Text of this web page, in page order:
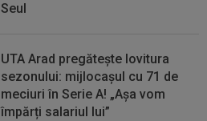
Seul
UTA Arad pregătește lovitura
sezonului: mijlocașul cu 71 de
meciuri în Serie A! „Așa vom
împărți salariul lui”